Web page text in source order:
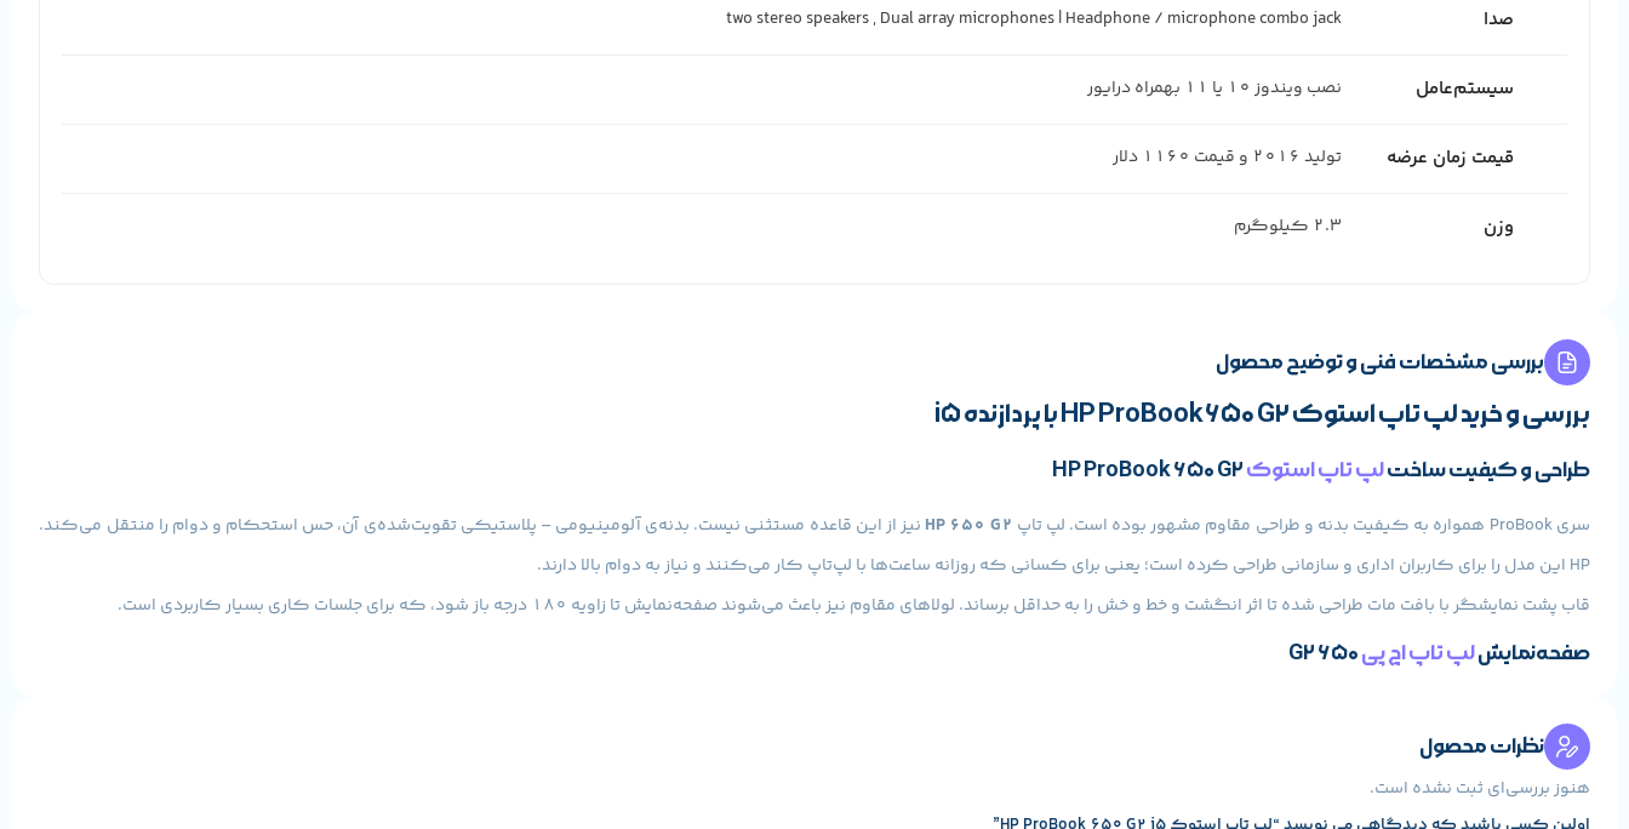
صدا two stereo speakers , Dual array microphones | Headphone / microphone combo jack
سیستم‌عامل نصب ویندوز 10 یا 11 بهمراه درایور
قیمت زمان عرضه تولید 2016 و قیمت 1160 دلار
وزن 2.3 کیلوگرم
بررسی مشخصات فنی و توضیح محصول
بررسی و خرید لپ تاپ استوک HP ProBook 650 G2 با پردازنده i5
طراحی و کیفیت ساختلپ تاپ استوک
سری ProBook همواره به کیفیت بدنه و طراحی مقاوم مشهور بوده است. لپ تاپ HP 650 G2 نیز از این قاعده مستثنی نیست. بدنه‌ی آلومینیومی – پلاستیکی تقویت‌شده‌ی آن، حس استحکام و دوام را منتقل می‌کند.
HP این مدل را برای کاربران اداری و سازمانی طراحی کرده است؛ یعنی برای کسانی که روزانه ساعت‌ها با لپ‌تاپ کار می‌کنند و نیاز به دوام بالا دارند.
قاب پشت نمایشگر با بافت مات طراحی شده تا اثر انگشت و خط و خش را به حداقل برساند. لولاهای مقاوم نیز باعث می‌شوند صفحه‌نمایش تا زاویه ۱۸۰ درجه باز شود، که برای جلسات کاری بسیار کاربردی است.
صفحه‌نمایشلپ تاپ اچ پی
برای کاربران طراحی، تایپ یا تماشای فیلم، این نمایشگر عملکردی رضایت‌بخش دارد و به لطف گرافیک Intel HD 520، پخش ویدیوهای Full HD نیز بدون مشکل انجام می‌شود.
عملکرد سخت‌افزاری لپ تاپ اچ پی ProBook 650 G2
نظرات محصول
هنوز بررسی‌ای ثبت نشده است.